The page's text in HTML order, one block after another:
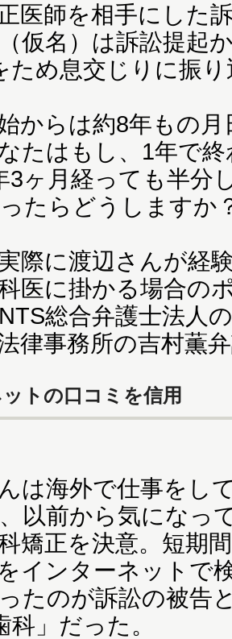
医師を相手にした
仮名）は訴訟提起
ため息交じりに振
からは約8年もの月
たはもし、1年で
3ヶ月経っても半分
たらどうしますか
際に渡辺さんが経
医に掛かる場合の
総合弁護士法人
律事務所の吉村薫
トの口コミを信用
は海外で仕事をし
以前から気になっ
矯正を決意。短期
インターネットで
たのが訴訟の被告
科」だった。